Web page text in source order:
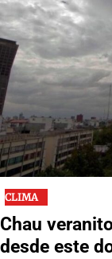
CLIMA
Chau
desde este